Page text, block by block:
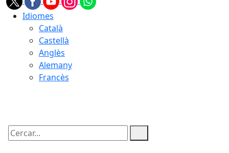
Idiomes
Català
Castellà
Anglès
Alemany
Francès
Cercar: